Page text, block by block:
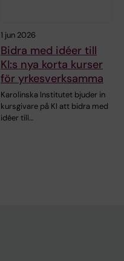
1 jun 2026
Bidra med idéer till
KI:s nya korta kurser
för yrkesverksamma
Karolinska Institutet bjuder in
kursgivare på KI att bidra med
idéer till…